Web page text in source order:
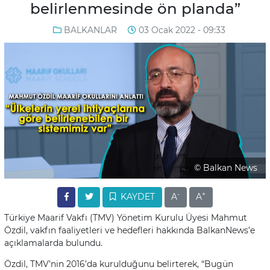
belirlenmesinde ön planda”
BALKANLAR 03 Ocak 2022 - 09:33
© Balkan News
KAYDET A- A+
Türkiye Maarif Vakfı (TMV) Yönetim Kurulu Üyesi Mahmut
Özdil, vakfın faaliyetleri ve hedefleri hakkında BalkanNews’e
açıklamalarda bulundu.
Özdil, TMV’nin 2016’da kurulduğunu belirterek, “Bugün